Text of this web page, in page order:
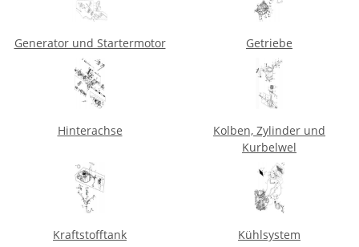
Generator und Startermotor Getriebe
Hinterachse
Kolben, Zylinder und
Kurbelwel
Kraftstofftank Kühlsystem